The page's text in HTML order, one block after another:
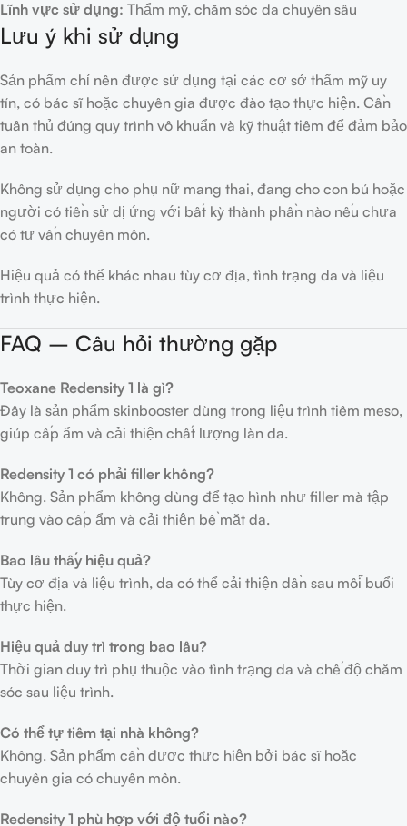
Lĩnh vực sử dụng: Thẩm mỹ, chăm sóc da chuyên sâu
Lưu ý khi sử dụng
Sản phẩm chỉ nên được sử dụng tại các cơ sở thẩm mỹ uy
tín, có bác sĩ hoặc chuyên gia được đào tạo thực hiện. Cần
tuân thủ đúng quy trình vô khuẩn và kỹ thuật tiêm để đảm bảo
an toàn.
Không sử dụng cho phụ nữ mang thai, đang cho con bú hoặc
người có tiền sử dị ứng với bất kỳ thành phần nào nếu chưa
có tư vấn chuyên môn.
Hiệu quả có thể khác nhau tùy cơ địa, tình trạng da và liệu
trình thực hiện.
FAQ – Câu hỏi thường gặp
Teoxane Redensity 1 là gì?
Đây là sản phẩm skinbooster dùng trong liệu trình tiêm meso,
giúp cấp ẩm và cải thiện chất lượng làn da.
Redensity 1 có phải filler không?
Không. Sản phẩm không dùng để tạo hình như filler mà tập
trung vào cấp ẩm và cải thiện bề mặt da.
Bao lâu thấy hiệu quả?
Tùy cơ địa và liệu trình, da có thể cải thiện dần sau mỗi buổi
thực hiện.
Hiệu quả duy trì trong bao lâu?
Thời gian duy trì phụ thuộc vào tình trạng da và chế độ chăm
sóc sau liệu trình.
Có thể tự tiêm tại nhà không?
Không. Sản phẩm cần được thực hiện bởi bác sĩ hoặc
chuyên gia có chuyên môn.
Redensity 1 phù hợp với độ tuổi nào?